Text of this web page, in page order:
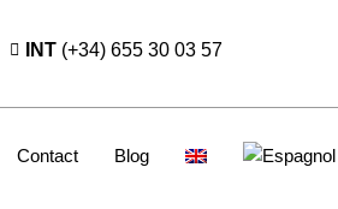
INT (+34) 655 30 03 57
Contact Blog